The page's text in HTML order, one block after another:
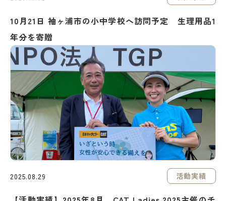
10月21日 袖ヶ浦市の小中学校へ訪問予定 生理用品1
年分を寄贈
2025.08.29 活動実績